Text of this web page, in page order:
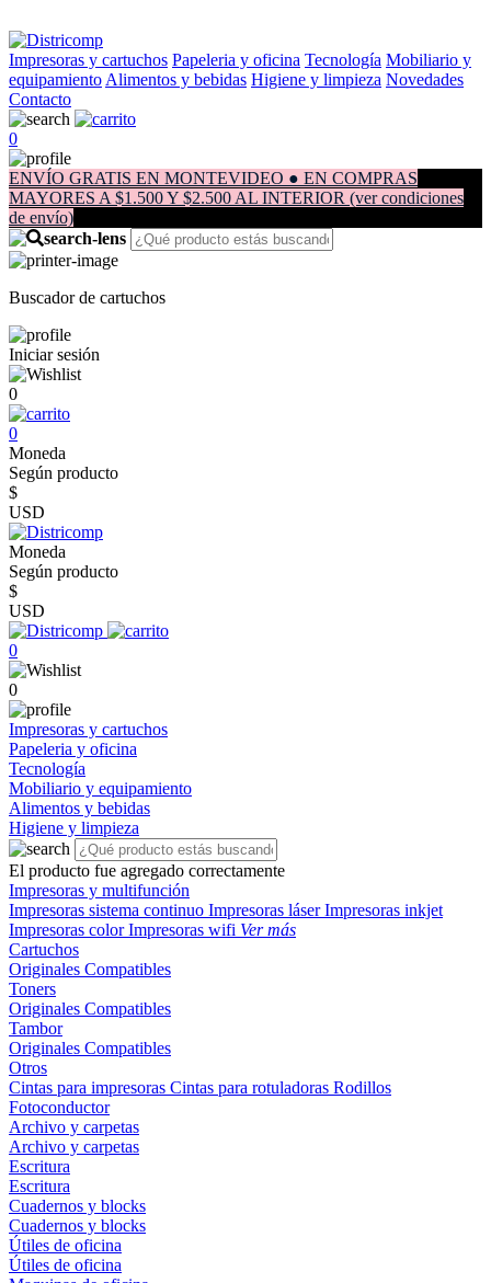
Impresoras y cartuchos Papeleria y oficina Tecnología Mobiliario y
equipamiento Alimentos y bebidas Higiene y limpieza Novedades
Contacto
0
ENVÍO GRATIS EN MONTEVIDEO ● EN COMPRAS
MAYORES A $1.500 Y $2.500 AL INTERIOR (ver condiciones
de envío)
Buscador de cartuchos
Iniciar sesión
0
0
Moneda
Según producto
$
USD
Moneda
Según producto
$
USD
0
0
Impresoras y cartuchos
Papeleria y oficina
Tecnología
Mobiliario y equipamiento
Alimentos y bebidas
Higiene y limpieza
El producto fue agregado correctamente
Impresoras y multifunción
Impresoras sistema continuo Impresoras láserImpresoras inkjet
Impresoras colorImpresoras wifi Ver más
Cartuchos
Originales Compatibles
Toners
Originales Compatibles
Tambor
Originales Compatibles
Otros
Cintas para impresoras Cintas para rotuladoras Rodillos
Fotoconductor
Archivo y carpetas
Archivo y carpetas
Escritura
Escritura
Cuadernos y blocks
Cuadernos y blocks
Útiles de oficina
Útiles de oficina